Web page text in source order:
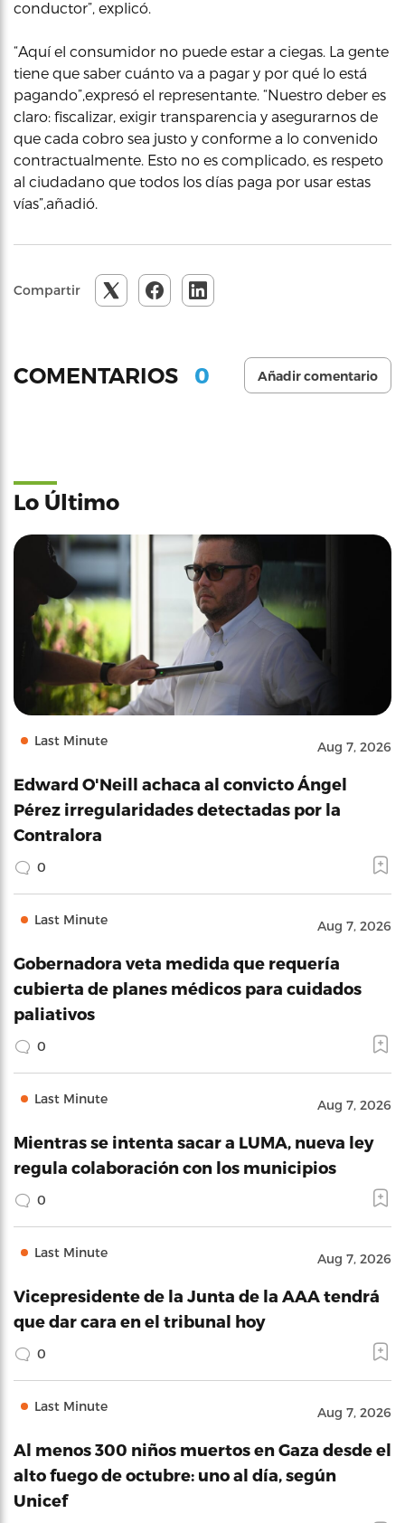
conductor”, explicó.
“Aquí el consumidor no puede estar a ciegas. La gente
tiene que saber cuánto va a pagar y por qué lo está
pagando”,expresó el representante. “Nuestro deber es
claro: fiscalizar, exigir transparencia y asegurarnos de
que cada cobro sea justo y conforme a lo convenido
contractualmente. Esto no es complicado, es respeto
al ciudadano que todos los días paga por usar estas
vías”,añadió.
Compartir
COMENTARIOS 0 Añadir comentario
Lo Último
Last Minute Aug 7, 2026
Edward O'Neill achaca al convicto Ángel
Pérez irregularidades detectadas por la
Contralora
0
Last Minute Aug 7, 2026
Gobernadora veta medida que requería
cubierta de planes médicos para cuidados
paliativos
0
Last Minute Aug 7, 2026
Mientras se intenta sacar a LUMA, nueva ley
regula colaboración con los municipios
0
Last Minute Aug 7, 2026
Vicepresidente de la Junta de la AAA tendrá
que dar cara en el tribunal hoy
0
Last Minute Aug 7, 2026
Al menos 300 niños muertos en Gaza desde el
alto fuego de octubre: uno al día, según
Unicef